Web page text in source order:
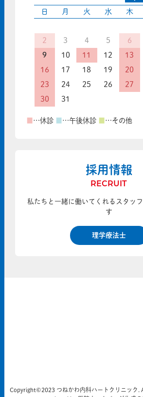
日 月 火 水 木
2
3 4 5 6
9
10 11 12 13
16
17 18 19 20
23
24 25 26 27
30
31
…休診 …午後休診 …その他
採用情報
RECRUIT
私たちと一緒に働いてくれるスタッ
す
理学療法士
Copyright©2023 つねかわ内科ハートクリニック